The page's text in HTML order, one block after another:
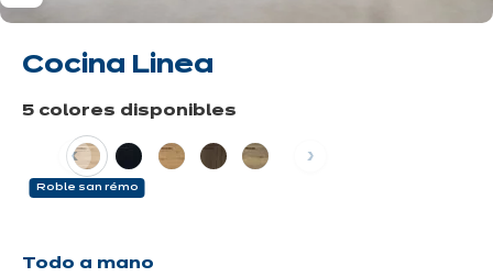
Cocina Linea
5 colores disponibles
Anterior
Todo a mano
Roble san rémo